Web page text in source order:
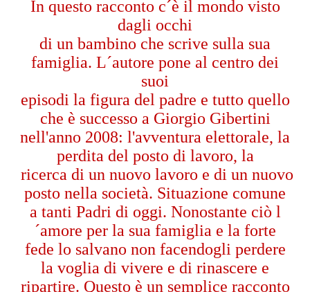
In questo racconto c´è il mondo visto
dagli occhi
di un bambino che scrive sulla sua
famiglia. L´autore pone al centro dei
suoi
episodi la figura del padre e tutto quello
che è successo a Giorgio Gibertini
nell'anno 2008: l'avventura elettorale, la
perdita del posto di lavoro, la
ricerca di un nuovo lavoro e di un nuovo
posto nella società. Situazione comune
a tanti Padri di oggi. Nonostante ciò l
´amore per la sua famiglia e la forte
fede lo salvano non facendogli perdere
la voglia di vivere e di rinascere e
ripartire. Questo è un semplice racconto